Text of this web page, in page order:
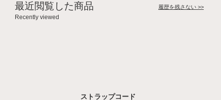
最近閲覧した商品
Recently viewed
履歴を残さない >>
ストラップコード